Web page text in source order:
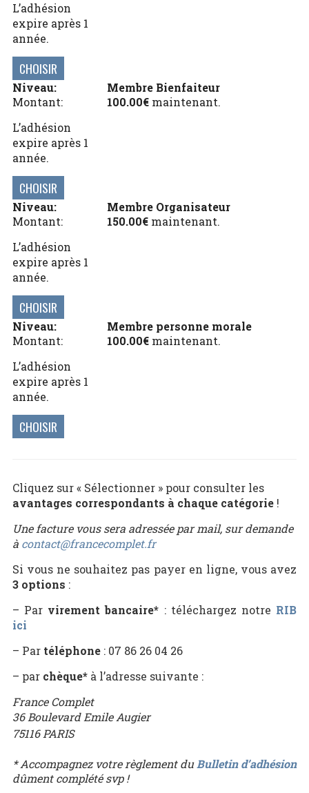
L’adhésion
expire après 1
année.
CHOISIR
Membre Bienfaiteur
100.00€ maintenant.
L’adhésion
expire après 1
année.
CHOISIR
Membre Organisateur
150.00€ maintenant.
L’adhésion
expire après 1
année.
CHOISIR
Membre personne morale
100.00€ maintenant.
L’adhésion
expire après 1
année.
CHOISIR
Cliquez sur « Sélectionner » pour consulter les
avantages correspondants à chaque catégorie!
Une facture vous sera adressée par mail, sur demande
à contact@francecomplet.fr
Si vous ne souhaitez pas payer en ligne, vous avez
3 options :
– Par virement bancaire* : téléchargez notre RIB
ici
– Par téléphone: 07 86 26 04 26
– par chèque*à l’adresse suivante :
France Complet
36 Boulevard Emile Augier
75116 PARIS
* Accompagnez votre règlement duBulletin d’adhésion
dûment complété svp !